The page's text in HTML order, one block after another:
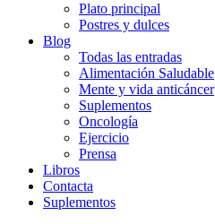
Plato principal
Postres y dulces
Blog
Todas las entradas
Alimentación Saludable
Mente y vida anticáncer
Suplementos
Oncología
Ejercicio
Prensa
Libros
Contacta
Suplementos